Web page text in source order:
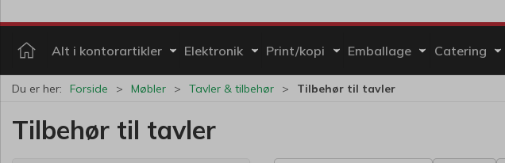
Alt i kontorartikler Elektronik Print/kopi Emballage Catering
Du er her: Forside Møbler Tavler & tilbehør Tilbehør til tavler
Tilbehør til tavler